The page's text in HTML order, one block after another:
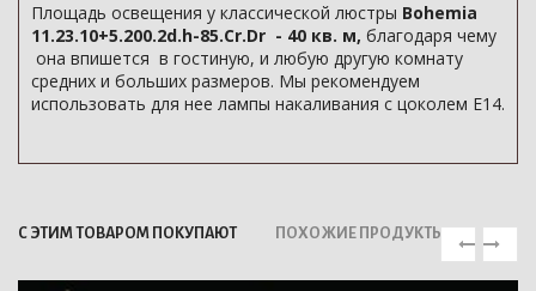
Площадь освещения у классической люстры Bohemia
11.23.10+5.200.2d.h-85.Cr.Dr - 40 кв. м, благодаря чему
она впишется в гостиную, и любую другую комнату
средних и больших размеров. Мы рекомендуем
использовать для нее лампы накаливания с цоколем E14.
С ЭТИМ ТОВАРОМ ПОКУПАЮТ ПОХОЖИЕ ПРОДУКТЫ